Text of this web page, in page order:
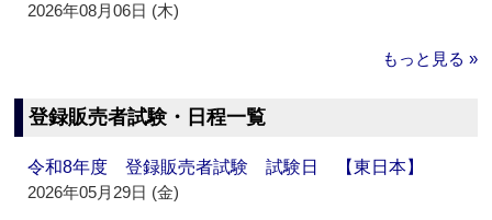
2026年08月06日 (木)
もっと見る »
登録販売者試験・日程一覧
令和8年度 登録販売者試験 試験日 【東日本】
2026年05月29日 (金)